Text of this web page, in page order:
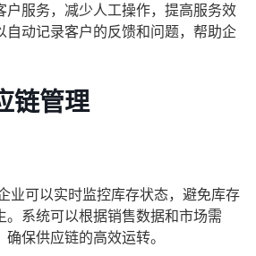
户服务，减少人工操作，提高服务效
自动记录客户的反馈和问题，帮助企
链管理
业可以实时监控库存状态，避免库存
。系统可以根据销售数据和市场需
保供应链的高效运转。